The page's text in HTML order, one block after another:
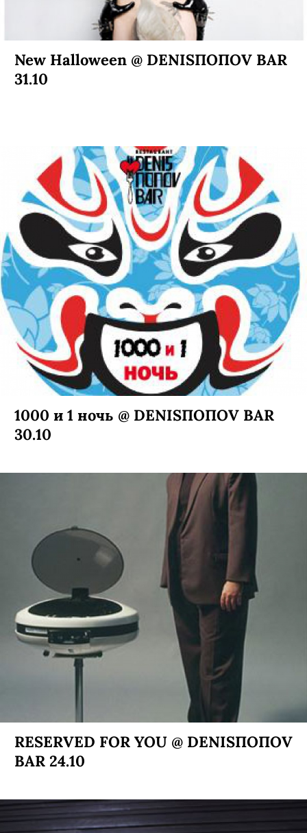
New Halloween @ DENISПОПОV BAR
31.10
1000 и 1 ночь @ DENISПОПОV BAR
30.10
RESERVED FOR YOU @ DENISПОПОV
BAR 24.10